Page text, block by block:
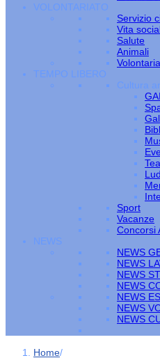
VOLONTARIATO
Servizio
Vita
Salute
Animali
TEMPO LIBERO
Cultura
Sport
Vacanze
Concorsi
NEWS
NEWS
NEWS
NEWS
NEWS
NEWS
NEWS
NEWS
Home/